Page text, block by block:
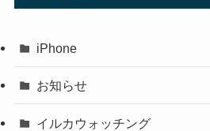
iPhone
お知らせ
イルカウォッチング